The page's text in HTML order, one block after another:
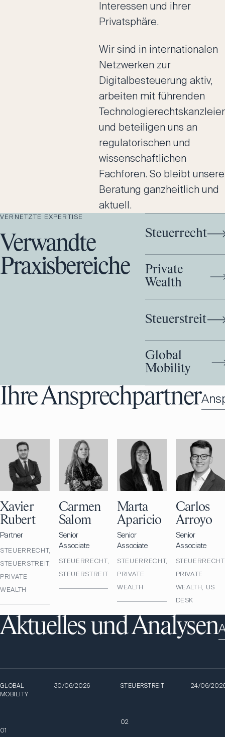
Interessen und ihrer
Privatsphäre.
Wir sind in internationalen
Netzwerken zur
Digitalbesteuerung aktiv,
arbeiten mit führenden
und beteiligen uns an
regulatorischen und
wissenschaftlichen
Fachforen. So bleibt unsere
Beratung ganzheitlich und
aktuell.
VERNETZTE EXPERTISE
Verwandte
Praxisbereiche
Steuerrecht
Private
Wealth
Steuerstreit
Global
Mobility
Ihre Ansprechpartner
Xavier
Rubert
Partner
STEUERRECHT,
STEUERSTREIT,
PRIVATE
WEALTH
Carmen
Salom
Senior
Associate
STEUERRECHT,
STEUERSTREIT
Marta
Aparicio
Senior
Associate
STEUERRECHT,
PRIVATE
WEALTH
Carlos
Arroyo
Senior
Associate
PRIVATE
WEALTH, US
DESK
Aktuelles und Analysen
GLOBAL
MOBILITY
30/06/2026
01
STEUERSTREIT 24/06/
02